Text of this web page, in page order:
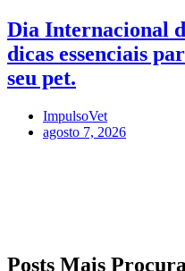
Dia Internacional
dicas essenciais
seu pet.
ImpulsoVet
agosto 7, 2026
Posts Mais